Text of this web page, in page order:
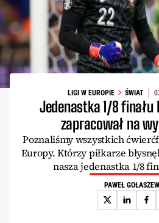
LIGI W EUROPIE ŚWIAT
Jedenastka 1/8 finału
zapracował na
Poznaliśmy wszystkich
Europy. Którzy piłkarze
nasza jedenastka 1/8
PAWEŁ